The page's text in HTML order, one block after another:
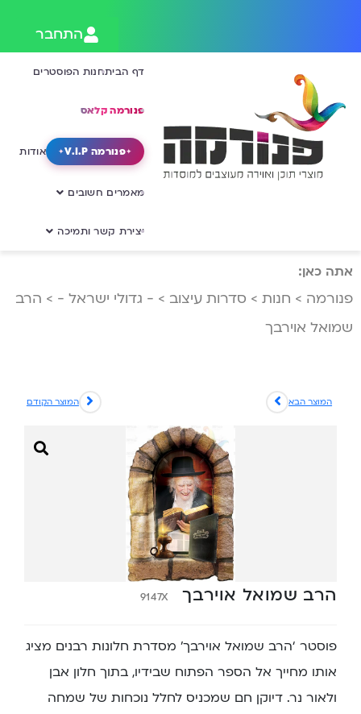
התחבר
דף הביתחנות הפוסטרים
פנורמה קלאס
פנורמה V.I.P אודות
מאמרים חשובים
יצירת קשר ותמיכה
אתה כאן:
פנורמה > חנות > סדרות עיצוב > - גדולי ישראל - > הרב
שמואל אוירבך
המוצר הקודם המוצר הבא
הרב שמואל אוירבך 9147X
פוסטר ‘הרב שמואל אוירבך’ מסדרת חלונות רבנים מציג
אותו מחייך אל הספר הפתוח שבידיו, בתוך חלון אבן
ולאור נר. דיוקן חם שמכניס לחלל נוכחות של שמחה